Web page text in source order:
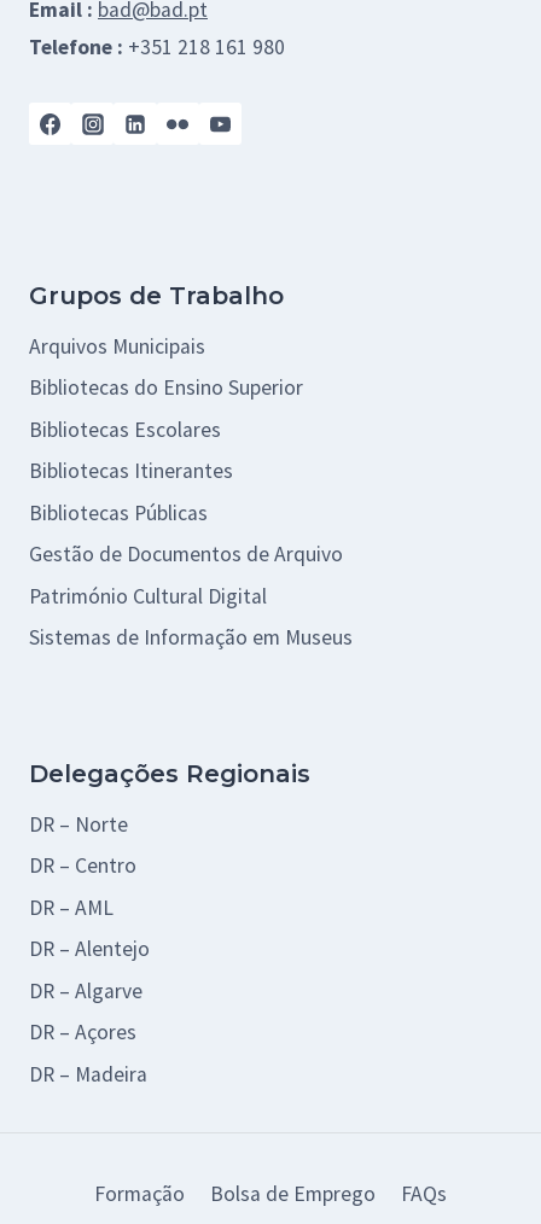
Email : bad@bad.pt
Telefone : +351 218 161 980
Grupos de Trabalho
Arquivos Municipais
Bibliotecas do Ensino Superior
Bibliotecas Escolares
Bibliotecas Itinerantes
Bibliotecas Públicas
Gestão de Documentos de Arquivo
Património Cultural Digital
Sistemas de Informação em Museus
Delegações Regionais
DR – Norte
DR – Centro
DR – AML
DR – Alentejo
DR – Algarve
DR – Açores
DR – Madeira
Formação Bolsa de Emprego FAQs